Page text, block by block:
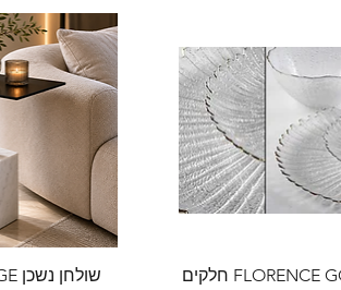
שולחן נשכן MARBLE EDGE